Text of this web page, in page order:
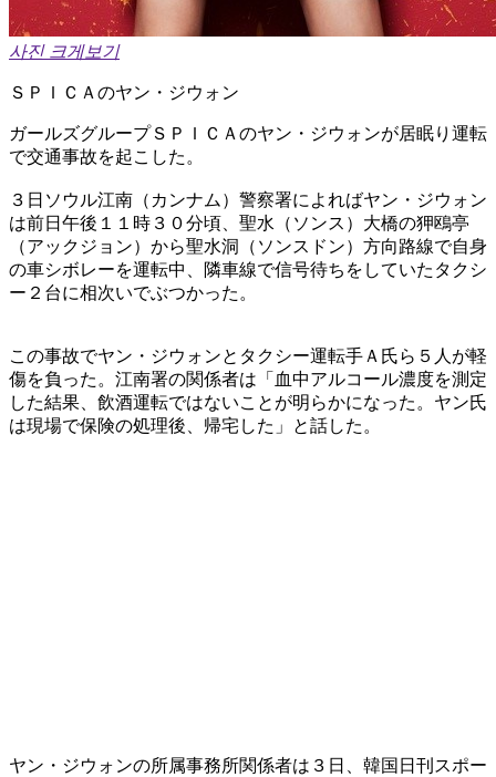
사진 크게보기
ＳＰＩＣＡのヤン・ジウォン
ガールズグループＳＰＩＣＡのヤン・ジウォンが居眠り運転
で交通事故を起こした。
３日ソウル江南（カンナム）警察署によればヤン・ジウォン
は前日午後１１時３０分頃、聖水（ソンス）大橋の狎鴎亭
（アックジョン）から聖水洞（ソンスドン）方向路線で自身
の車シボレーを運転中、隣車線で信号待ちをしていたタクシ
ー２台に相次いでぶつかった。
この事故でヤン・ジウォンとタクシー運転手Ａ氏ら５人が軽
傷を負った。江南署の関係者は「血中アルコール濃度を測定
した結果、飲酒運転ではないことが明らかになった。ヤン氏
は現場で保険の処理後、帰宅した」と話した。
ヤン・ジウォンの所属事務所関係者は３日、韓国日刊スポー